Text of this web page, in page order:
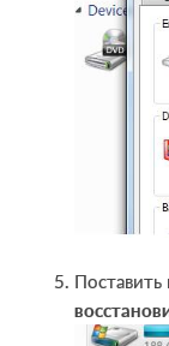
Поставить